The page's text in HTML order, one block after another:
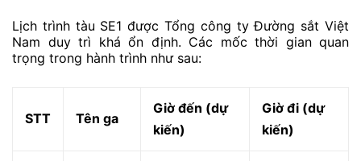
Lịch trình tàu SE1 được Tổng công ty Đường sắt Việt
Nam duy trì khá ổn định. Các mốc thời gian quan
trọng trong hành trình như sau:
STT Tên ga
Giờ đến (dự
kiến)
Giờ đi (dự
kiến)